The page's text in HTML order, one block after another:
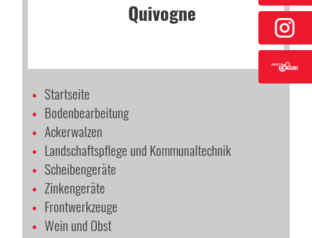
Startseite
Bodenbearbeitung
Ackerwalzen
Landschaftspflege und Kommunaltechnik
Scheibengeräte
Zinkengeräte
Frontwerkzeuge
Wein und Obst